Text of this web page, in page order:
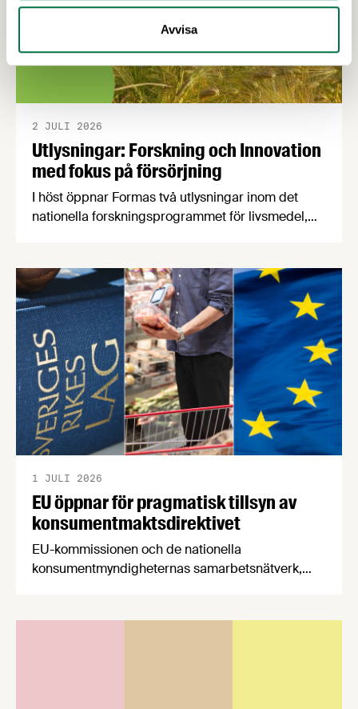
Avvisa
Utlysningar: Forskning och Innovation
med fokus på försörjning
2 JULI 2026
I höst öppnar Formas två utlysningar inom det
nationella forskningsprogrammet för livsmedel,
en motståndskraftig livsmedelsförsörjning", och
båda syftar till att bana väg för innovationer som
stärker Sveriges livsmedelsförsörjning.
EU öppnar för pragmatisk tillsyn av
konsumentmaktsdirektivet
1 JULI 2026
EU-kommissionen och de nationella
konsumentmyndigheternas samarbetsnätverk,